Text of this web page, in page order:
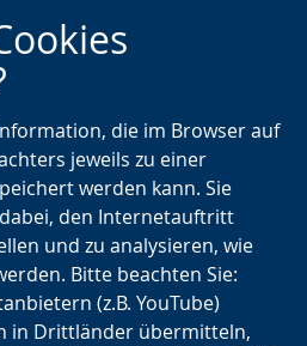
Zur
Hauptnavigation
Zur
Seitennavigation
Zum
Inhalt
die im Browser auf
jeweils zu einer
werden kann. Sie
den Internetauftritt
und zu analysieren, wie
Bitte beachten Sie:
(z.B. YouTube)
in Drittländer übermitteln,